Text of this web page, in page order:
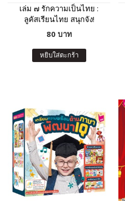
เล่ม ๗ รักความเป็นไทย :
ลูคัสเรียนไทย สนุกจัง!
80 บาท
หยิบใส่ตะกร้า